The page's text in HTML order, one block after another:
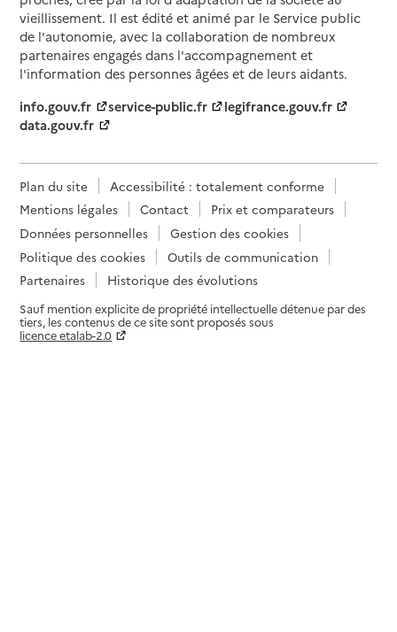
vieillissement. Il est édité et animé par le Service public
de l'autonomie, avec la collaboration de nombreux
partenaires engagés dans l'accompagnement et
l'information des personnes âgées et de leurs aidants.
info.gouv.fr
service-public.fr
legifrance.gouv.fr
data.gouv.fr
Plan du site
Accessibilité : totalement conforme
Mentions légales
Contact
Prix et comparateurs
Données personnelles
Gestion des cookies
Politique des cookies
Outils de communication
Partenaires
Historique des évolutions
Sauf mention explicite de propriété intellectuelle détenue par des
tiers, les contenus de ce site sont proposés sous
licence etalab-2.0